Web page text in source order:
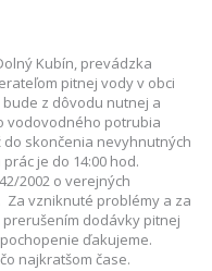
Kubín, prevádzka
pitnej vody v obci
bude z dôvodu nutnej a
vodovodného potrubia
skončenia nevyhnutných
je do 14:00 hod.
2002 o verejných
vzniknuté problémy a za
dodávky pitnej
ďakujeme.
najkratšom čase.